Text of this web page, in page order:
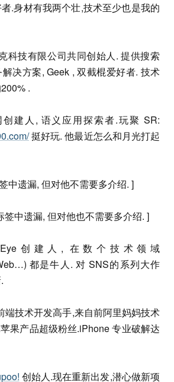
.身材有我两个壮,技术至少也是我的
科技有限公司共同创始人. 提供搜索
决方案, Geek , 双截棍爱好者. 技术
.
建人, 语义应用探索者.玩聚 SR:
挺好玩. 他最近怎么和月光打起
中遗漏, 但对他不需要多介绍. ]
签中遗漏, 但对他也不需要多介绍. ]
创建人, 在数个技术领域
都是牛人. 对 SNS的系列大作
端技术开发高手,来自前阿里妈妈技术
果产品超级粉丝.iPhone 专业破解达
创始人.现在重新出发,潜心做新项